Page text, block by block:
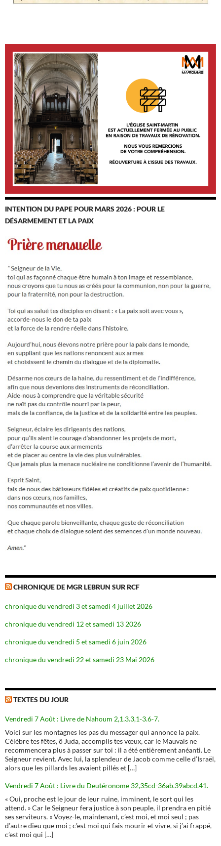
INTENTION DU PAPE POUR MARS 2026 : POUR LE
DÉSARMEMENT ET LA PAIX
CHRONIQUE DE MGR LEBRUN SUR RCF
chronique du vendredi 3 et samedi 4 juillet 2026
chronique du vendredi 12 et samedi 13 2026
chronique du vendredi 5 et samedi 6 juin 2026
chronique du vendredi 22 et samedi 23 Mai 2026
TEXTES DU JOUR
Vendredi 7 Août : Livre de Nahoum 2,1.3.3,1-3.6-7.
Voici sur les montagnes les pas du messager qui annonce la paix.
Célèbre tes fêtes, ô Juda, accomplis tes vœux, car le Mauvais ne
recommencera plus à passer sur toi : il a été entièrement anéanti. Le
Seigneur revient. Avec lui, la splendeur de Jacob comme celle d’Israël,
alors que les pillards les avaient pillés et […]
Vendredi 7 Août : Livre du Deutéronome 32,35cd-36ab.39abcd.41.
« Oui, proche est le jour de leur ruine, imminent, le sort qui les
attend. » Car le Seigneur fera justice à son peuple, il prendra en pitié
ses serviteurs. « Voyez-le, maintenant, c’est moi, et moi seul ; pas
d’autre dieu que moi ; c’est moi qui fais mourir et vivre, si j’ai frappé,
c’est moi qui […]